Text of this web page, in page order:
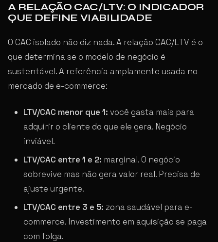
A RELAÇÃO CAC/LTV: O INDICADOR
QUE DEFINE VIABILIDADE
O CAC isolado não diz nada. A relação CAC/LTV é o
que determina se o modelo de negócio é
sustentável. A referência amplamente usada no
mercado de e-commerce:
LTV/CAC menor que 1: você gasta mais para
adquirir o cliente do que ele gera. Negócio
inviável.
LTV/CAC entre 1 e 2: marginal. O negócio
sobrevive mas não gera valor real. Precisa de
ajuste urgente.
LTV/CAC entre 3 e 5: zona saudável para e-
commerce. Investimento em aquisição se paga
com folga.